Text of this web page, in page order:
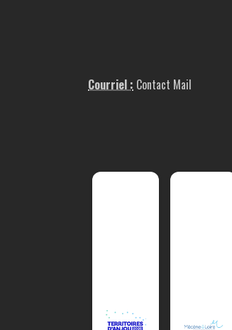
Courriel : Contact Mail